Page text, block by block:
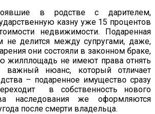
в родстве с дарителем,
казну уже 15 процентов
недвижимости. Подаренная
не делится между супругами, даже,
они состояли в законном браке,
жилплощадь не имеют права отнять
важный нюанс, который отличает
– подаренное имущество сразу
в собственность нового
наследования же оформляются
после смерти владельца.